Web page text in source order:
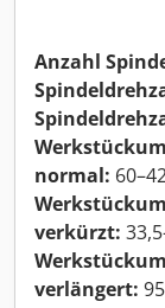
Anzahl
normal:
verkürzt:
verlängert: